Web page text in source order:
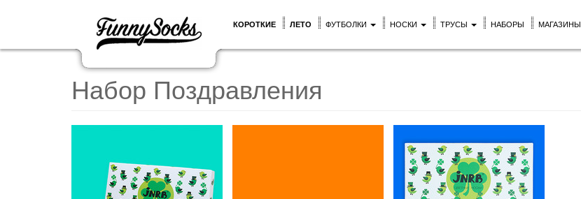
КОРОТКИЕ ЛЕТО ФУТБОЛКИ НОСКИ ТРУСЫ НАБОРЫ МАГАЗИНЫ
Набор Поздравления